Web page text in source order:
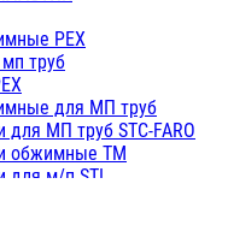
ПП белые
ПП белые
ППс металл.белые
RT
водопровод белые
водопровод серые
PEX
труб
для МП труб
для МП труб STC-FARO
обжимные ТМ
для м/п STI
для МП труб TITAN